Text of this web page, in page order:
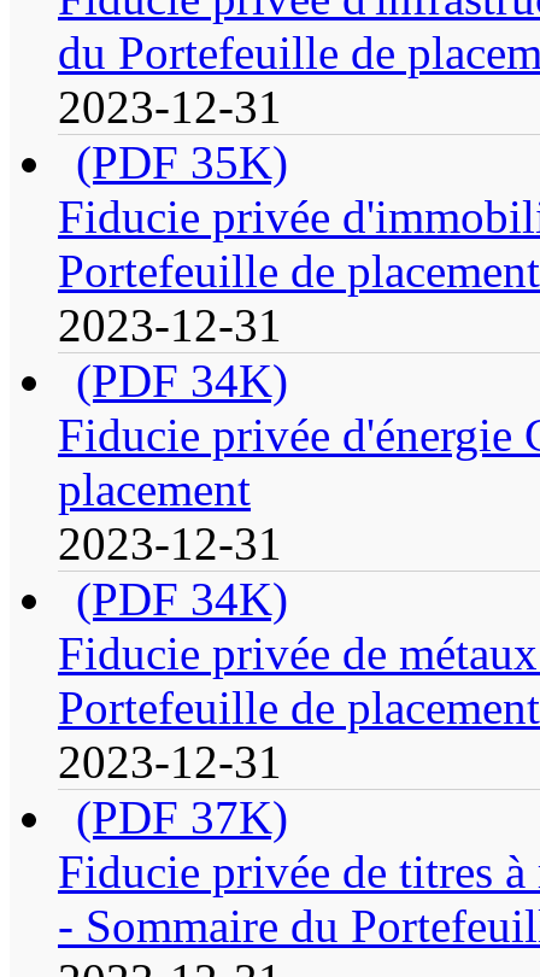
du Portefeuille de
2023-12-31
(PDF 35K)
Fiducie privée
Portefeuille de placement
2023-12-31
(PDF 34K)
Fiducie privée d'énergie
placement
2023-12-31
(PDF 34K)
Fiducie privée de
Portefeuille de placement
2023-12-31
(PDF 37K)
Fiducie privée de titres
- Sommaire du